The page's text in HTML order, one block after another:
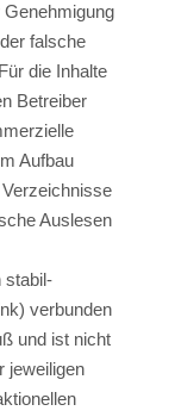
falsche
die Inhalte
Betreiber
Aufbau
Auslesen
stabil-
verbunden
und ist nicht
jeweiligen